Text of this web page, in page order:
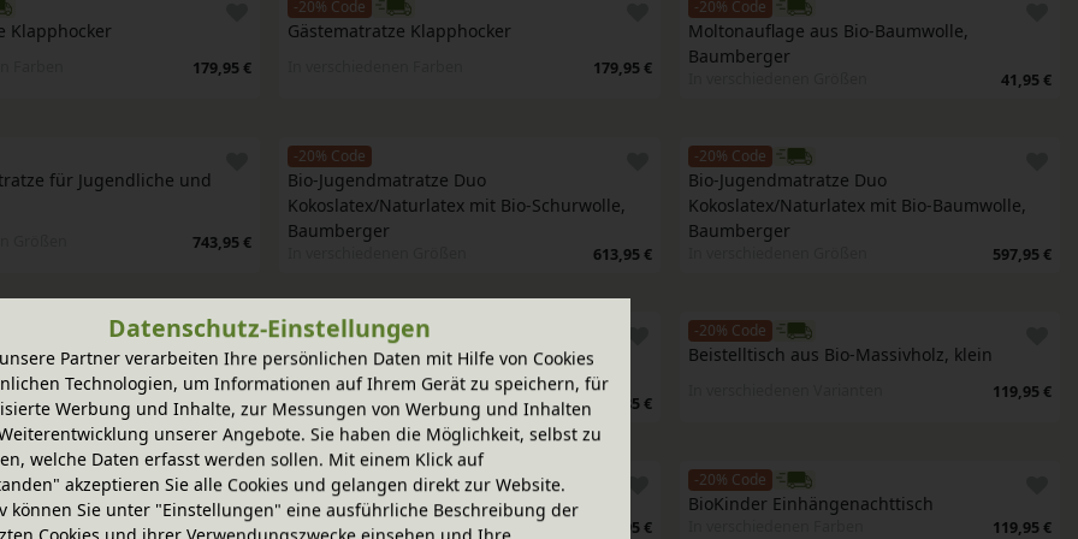
Klapphocker
179,95 €
-20% Code
Gästematratze Klapphocker
179,95 €
-20% Code
Moltonauflage aus Bio-Baumwolle,
Baumberger
41,95 €
für Jugendliche und
743,95 €
-20% Code
Bio-Jugendmatratze Duo
Kokoslatex/Naturlatex mit Bio-Schurwolle,
Baumberger
613,95 €
-20% Code
Bio-Jugendmatratze Duo
Kokoslatex/Naturlatex mit Bio-Baumwolle,
Baumberger
597,95 €
Farben 109,95 €
-20% Code Komplett-Set
Beistelltisch Stapeltisch 3er-Set aus Bio-
Massivholz
In verschiedenen Farben 394,85 €
-20% Code
Beistelltisch aus Bio-Massivholz, klein
119,95 €
Bio-Massivholz, groß
Varianten 144,95 €
-20% Code
BioKinder Einhängenachttisch
In verschiedenen Farben 109,95 €
-20% Code
BioKinder Einhängenachttisch
119,95 €
Datenschutz-Einstellungen
Partner verarbeiten Ihre persönlichen Daten mit Hilfe von Cookies
Technologien, um Informationen auf Ihrem Gerät zu speichern, für
Werbung und Inhalte, zur Messungen von Werbung und Inhalten
unserer Angebote. Sie haben die Möglichkeit, selbst zu
welche Daten erfasst werden sollen. Mit einem Klick auf
akzeptieren Sie alle Cookies und gelangen direkt zur Website.
können Sie unter "Einstellungen" eine ausführliche Beschreibung der